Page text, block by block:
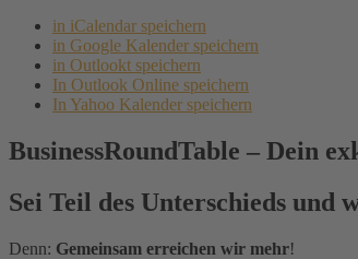
in iCalendar speichern
in Google Kalender speichern
in Outlookt speichern
In Outlook Online speichern
In Yahoo Kalender speichern
BusinessRoundTable – Dein
Sei Teil des Unterschieds und
Denn: Gemeinsam erreichen wir mehr!